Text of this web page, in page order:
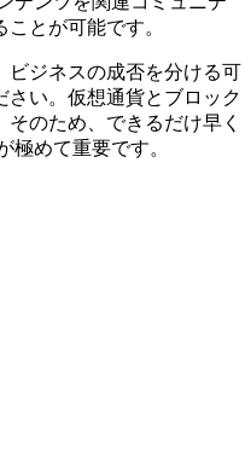
とが可能です。
ビジネスの成否を分ける可
い。仮想通貨とブロック
のため、できるだけ早く
極めて重要です。